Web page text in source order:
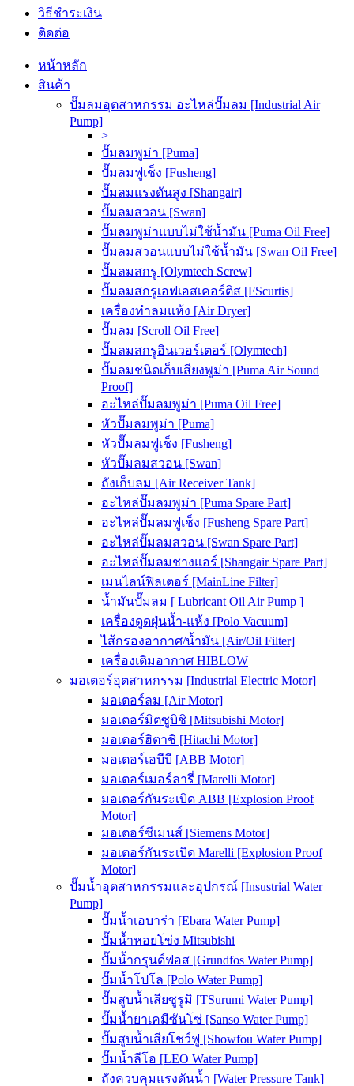
วิธีชำระเงิน
ติดต่อ
หน้าหลัก
สินค้า
ปั๊มลมอุตสาหกรรม อะไหล่ปั๊มลม [Industrial Air
Pump]
>
ปั๊มลมพูม่า [Puma]
ปั๊มลมฟูเช็ง [Fusheng]
ปั๊มลมแรงดันสูง [Shangair]
ปั๊มลมสวอน [Swan]
ปั๊มลมพูม่าแบบไม่ใช้น้ำมัน [Puma Oil Free]
ปั๊มลมสวอนแบบไม่ใช้น้ำมัน [Swan Oil Free]
ปั๊มลมสกรู [Olymtech Screw]
ปั๊มลมสกรูเอฟเอสเคอร์ติส [FScurtis]
เครื่องทำลมแห้ง [Air Dryer]
ปั๊มลม [Scroll Oil Free]
ปั๊มลมสกรูอินเวอร์เตอร์ [Olymtech]
ปั๊มลมชนิดเก็บเสียงพูม่า [Puma Air Sound
Proof]
อะไหล่ปั๊มลมพูม่า [Puma Oil Free]
หัวปั๊มลมพูม่า [Puma]
หัวปั๊มลมฟูเช็ง [Fusheng]
หัวปั๊มลมสวอน [Swan]
ถังเก็บลม [Air Receiver Tank]
อะไหล่ปั๊มลมพูม่า [Puma Spare Part]
อะไหล่ปั๊มลมฟูเช็ง [Fusheng Spare Part]
อะไหล่ปั๊มลมสวอน [Swan Spare Part]
อะไหล่ปั๊มลมชางแอร์ [Shangair Spare Part]
เมนไลน์ฟิลเตอร์ [MainLine Filter]
น้ำมันปั๊มลม [ Lubricant Oil Air Pump ]
เครื่องดูดฝุ่นน้ำ-แห้ง [Polo Vacuum]
ไส้กรองอากาศ/น้ำมัน [Air/Oil Filter]
เครื่องเติมอากาศ HIBLOW
มอเตอร์อุตสาหกรรม [Industrial Electric Motor]
มอเตอร์ลม [Air Motor]
มอเตอร์มิตซูบิชิ [Mitsubishi Motor]
มอเตอร์ฮิตาชิ [Hitachi Motor]
มอเตอร์เอบีบี [ABB Motor]
มอเตอร์เมอร์ลารี่ [Marelli Motor]
มอเตอร์กันระเบิด ABB [Explosion Proof
Motor]
มอเตอร์ซีเมนส์ [Siemens Motor]
มอเตอร์กันระเบิด Marelli [Explosion Proof
Motor]
ปั๊มน้ำอุตสาหกรรมและอุปกรณ์ [Insustrial Water
Pump]
ปั๊มน้ำเอบาร่า [Ebara Water Pump]
ปั๊มน้ำหอยโข่ง Mitsubishi
ปั๊มน้ำกรุนด์ฟอส [Grundfos Water Pump]
ปั๊มน้ำโปโล [Polo Water Pump]
ปั๊มสูบน้ำเสียซูรูมิ [TSurumi Water Pump]
ปั๊มน้ำยาเคมีซันโซ่ [Sanso Water Pump]
ปั๊มสูบน้ำเสียโชว์ฟู [Showfou Water Pump]
ปั๊มน้ำลีโอ [LEO Water Pump]
ถังควบคุมแรงดันน้ำ [Water Pressure Tank]